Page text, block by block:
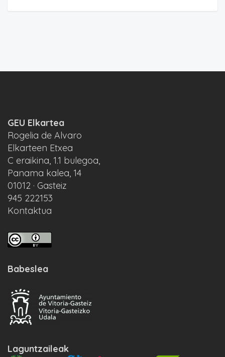
GEU Elkartea
Rogelia de Alvaro
Elkarteen Etxea
C eraikina, 1.1 bulegoa,
Panama kalea, 14
01012 · Gasteiz
945 222153
Kontaktua
Babeslea
Laguntzaileak